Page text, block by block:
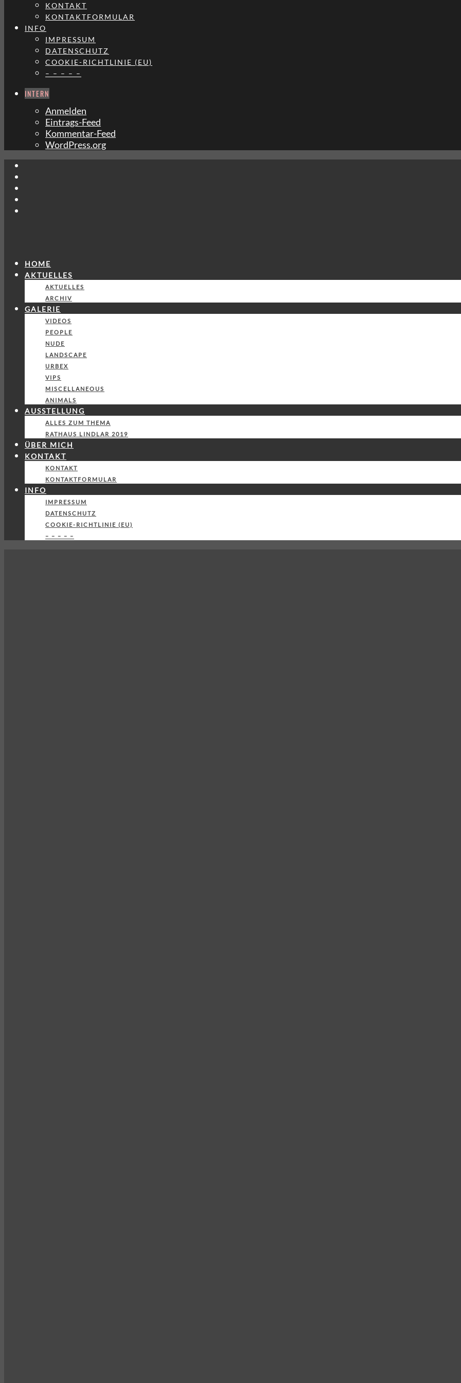
KONTAKT
KONTAKTFORMULAR
INFO
IMPRESSUM
DATENSCHUTZ
COOKIE-RICHTLINIE (EU)
– – – – –
INTERN
Anmelden
Eintrags-Feed
Kommentar-Feed
WordPress.org
HOME
AKTUELLES
AKTUELLES
ARCHIV
GALERIE
VIDEOS
PEOPLE
NUDE
LANDSCAPE
URBEX
VIPS
MISCELLANEOUS
ANIMALS
AUSSTELLUNG
ALLES ZUM THEMA
RATHAUS LINDLAR 2019
ÜBER MICH
KONTAKT
KONTAKT
KONTAKTFORMULAR
INFO
IMPRESSUM
DATENSCHUTZ
COOKIE-RICHTLINIE (EU)
– – – – –